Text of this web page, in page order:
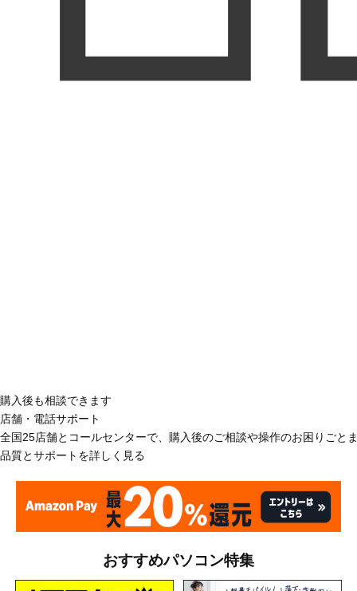
購入後も相談できます
店舗・電話サポート
全国25店舗とコールセンターで、購入後のご相談や操作のお困りごと
品質とサポートを詳しく見る
おすすめパソコン特集